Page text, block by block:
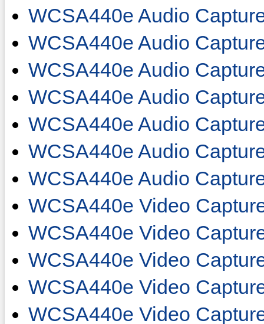
WCSA440e Audio
WCSA440e Audio
WCSA440e Audio
WCSA440e Audio
WCSA440e Audio
WCSA440e Audio
WCSA440e Audio
WCSA440e Video
WCSA440e Video
WCSA440e Video
WCSA440e Video
WCSA440e Video